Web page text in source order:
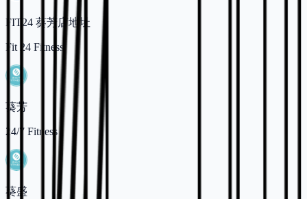
FIT24 葵芳店地址
Fit 24 Fitness
葵芳
24/7 Fitness
葵盛